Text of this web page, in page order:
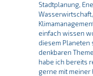
Stadtplanung,
einfach wissen
diesem Planeten
denkbaren
habe ich bereits
gerne mit meiner